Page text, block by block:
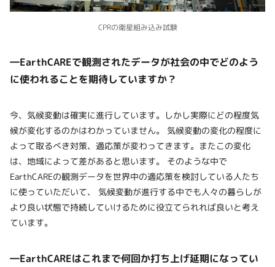
CPRの衛星組み込み試験
―EarthCAREで観測されたデータが社会の中でどのよう
に使われることを期待していますか？
今、気候変動は確実に進行しています。しかし実際にどの程度気
候が変化するのかはわかっていません。 気候変動の変化の程度に
よって取るべき対策、適応策が変わってきます。またこの変化
は、地域によって差があると思います。 そのような中で
EarthCAREの観測データを世界中の適応策を検討している人たち
に使っていただいて、 気候変動が進行する中でも人々の暮らしが
より良い状態で持続していけるために役立てられれば良いと考え
ています。
―EarthCAREはこれまで何回か打ち上げ延期になってい